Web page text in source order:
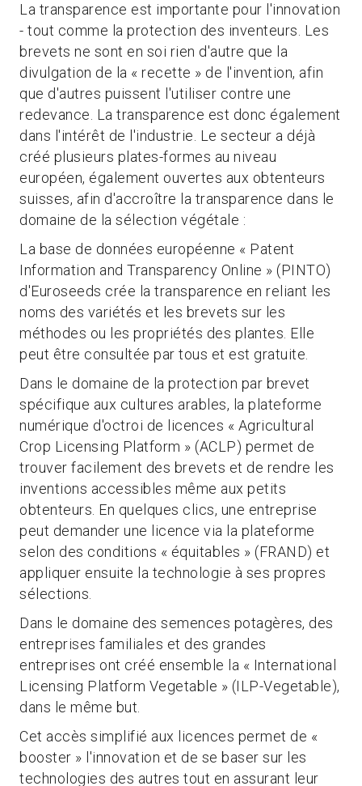
La transparence est importante pour l'innovation
- tout comme la protection des inventeurs. Les
brevets ne sont en soi rien d'autre que la
divulgation de la « recette » de l'invention, afin
que d'autres puissent l'utiliser contre une
redevance. La transparence est donc également
dans l'intérêt de l'industrie. Le secteur a déjà
créé plusieurs plates-formes au niveau
européen, également ouvertes aux obtenteurs
suisses, afin d'accroître la transparence dans le
domaine de la sélection végétale :
La base de données européenne « Patent
Information and Transparency Online » (PINTO)
d'Euroseeds crée la transparence en reliant les
noms des variétés et les brevets sur les
méthodes ou les propriétés des plantes. Elle
peut être consultée par tous et est gratuite.
Dans le domaine de la protection par brevet
spécifique aux cultures arables, la plateforme
numérique d'octroi de licences « Agricultural
Crop Licensing Platform » (ACLP) permet de
trouver facilement des brevets et de rendre les
inventions accessibles même aux petits
obtenteurs. En quelques clics, une entreprise
peut demander une licence via la plateforme
selon des conditions « équitables » (FRAND) et
appliquer ensuite la technologie à ses propres
sélections.
Dans le domaine des semences potagères, des
entreprises familiales et des grandes
entreprises ont créé ensemble la « International
Licensing Platform Vegetable » (ILP-Vegetable),
dans le même but.
Cet accès simplifié aux licences permet de «
booster » l'innovation et de se baser sur les
technologies des autres tout en assurant leur